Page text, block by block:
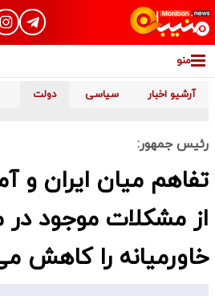
منو
آرشیو اخبار سیاسی دولت
رئیس جمهور:
تفاهم میان ایران و
از مشکلات موجود در
خاورمیانه را کاهش